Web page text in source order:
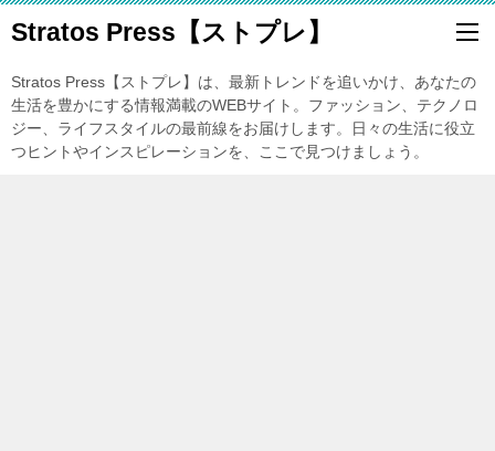
Stratos Press【ストプレ】
Stratos Press【ストプレ】は、最新トレンドを追いかけ、あなたの
生活を豊かにする情報満載のWEBサイト。ファッション、テクノロ
ジー、ライフスタイルの最前線をお届けします。日々の生活に役立
つヒントやインスピレーションを、ここで見つけましょう。